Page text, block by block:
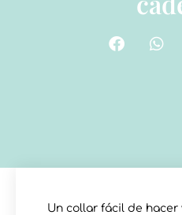
Un collar fácil de